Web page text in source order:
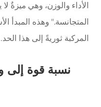
الأداء والوزن، وهي ميزةٌ
المتجانسة." وهذه المبدأ
المركبة ثوريةً إلى هذا الحد.
نسبة قوة إلى